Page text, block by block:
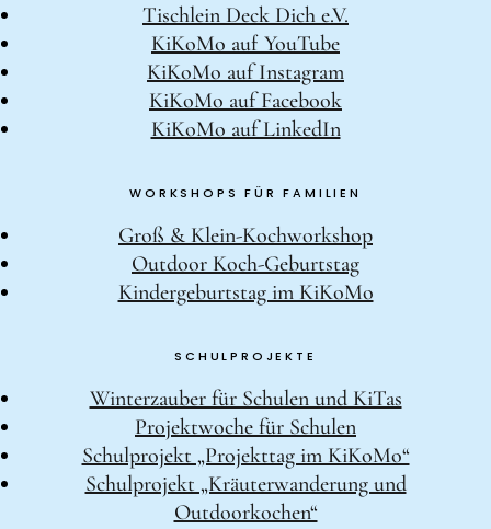
Tischlein Deck Dich e.V.
KiKoMo auf YouTube
KiKoMo auf Instagram
KiKoMo auf Facebook
KiKoMo auf LinkedIn
WORKSHOPS FÜR FAMILIEN
Groß & Klein-Kochworkshop
Outdoor Koch-Geburtstag
Kindergeburtstag im KiKoMo
SCHULPROJEKTE
Winterzauber für Schulen und KiTas
Projektwoche für Schulen
Schulprojekt „Projekttag im KiKoMo“
Schulprojekt „Kräuterwanderung und
Outdoorkochen“